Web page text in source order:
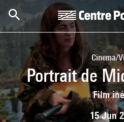
Skip to main content
Centre Pompidou
Cinema/
Portrait de
Film
15 Jun